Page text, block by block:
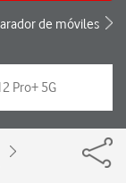
de móviles